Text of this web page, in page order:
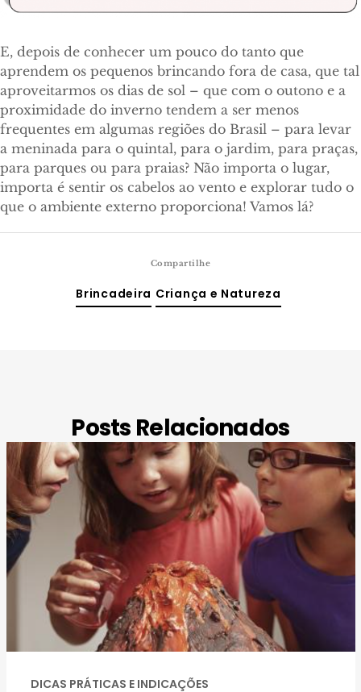
E, depois de conhecer um pouco do tanto que
aprendem os pequenos brincando fora de casa, que tal
aproveitarmos os dias de sol – que com o outono e a
proximidade do inverno tendem a ser menos
frequentes em algumas regiões do Brasil – para levar
a meninada para o quintal, para o jardim, para praças,
para parques ou para praias? Não importa o lugar,
importa é sentir os cabelos ao vento e explorar tudo o
que o ambiente externo proporciona! Vamos lá?
Compartilhe
Brincadeira Criança e Natureza
Posts Relacionados
DICAS PRÁTICAS E INDICAÇÕES